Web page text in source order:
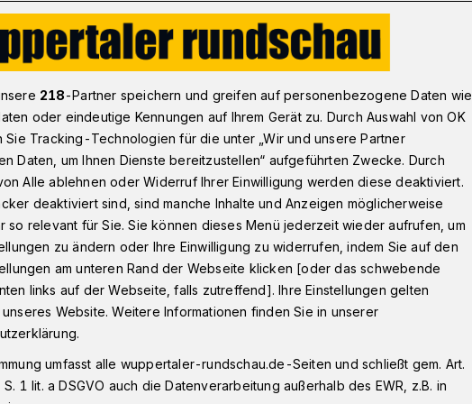
sichert WSV einen Punkt
in Verl
WSV einen
SV findet in der Fußball-Regionalliga
Nach den beiden Niederlagen in Essen
Bergischen am Samstag (18. August
vom Auswärtsspiel beim
218-Partner speichern und greifen auf personenbezogene Daten wie
oder eindeutige Kennungen auf Ihrem Gerät zu. Durch Auswahl von OK
Sie Tracking-Technologien für die unter „Wir und unsere Partner
Daten, um Ihnen Dienste bereitzustellen“ aufgeführten Zwecke. Durch
Alle ablehnen oder Widerruf Ihrer Einwilligung werden diese deaktiviert.
deaktiviert sind, sind manche Inhalte und Anzeigen möglicherweise
so relevant für Sie. Sie können dieses Menü jederzeit wieder aufrufen, um
zu ändern oder Ihre Einwilligung zu widerrufen, indem Sie auf den
am unteren Rand der Webseite klicken [oder das schwebende
links auf der Webseite, falls zutreffend]. Ihre Einstellungen gelten
Website. Weitere Informationen finden Sie in unserer
umfasst alle wuppertaler-rundschau.de-Seiten und schließt gem. Art.
1 lit. a DSGVO auch die Datenverarbeitung außerhalb des EWR, z.B. in